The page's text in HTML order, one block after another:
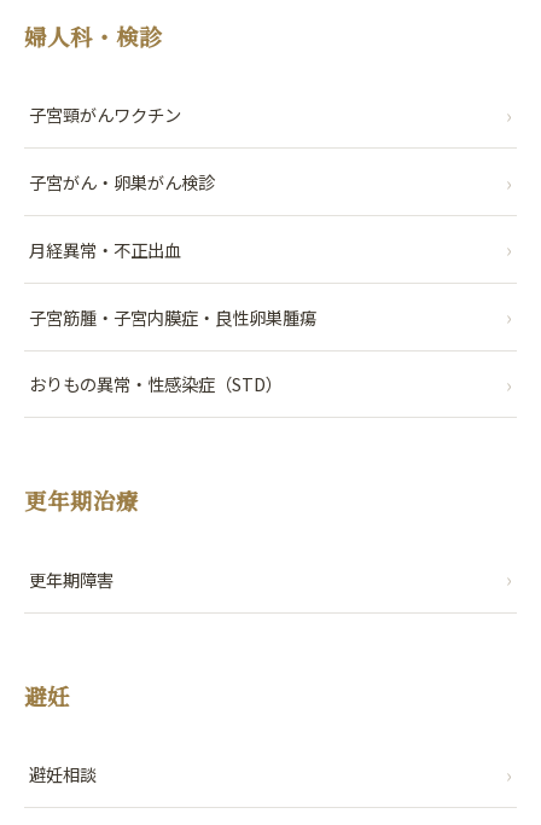
婦人科・検診
子宮頸がんワクチン ›
子宮がん・卵巣がん検診 ›
月経異常・不正出血 ›
子宮筋腫・子宮内膜症・良性卵巣腫瘍 ›
おりもの異常・性感染症（STD） ›
更年期治療
更年期障害 ›
避妊
避妊相談 ›